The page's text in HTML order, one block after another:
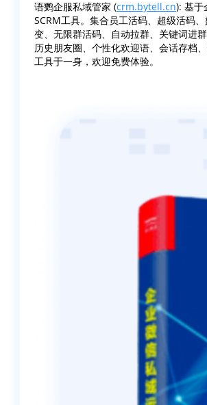
语鹦企服私域管家 (crm.bytell.cn): 基于
SCRM工具。集合员工活码、超级活码
变、无限群活码、自动拉群、关键词进群
历史朋友圈、个性化欢迎语、会话存档
工具于一身，欢迎免费体验。